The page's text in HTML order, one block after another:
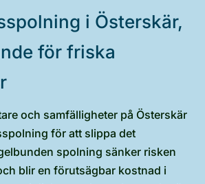
i Österskär,
för friska
och samfälligheter på Österskär
för att slippa det
spolning sänker risken
blir en förutsägbar kostnad i